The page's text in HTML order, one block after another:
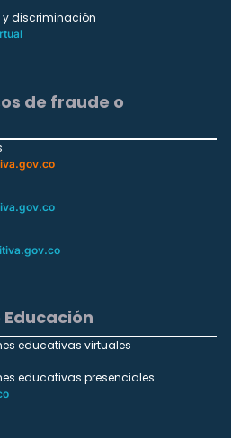
discriminación
de fraude o
educativas virtuales
educativas presenciales